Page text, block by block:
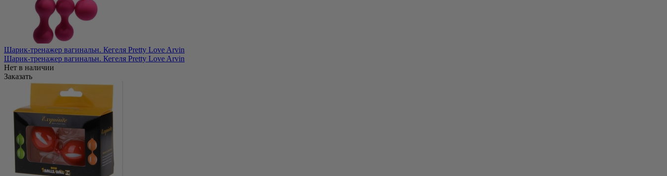
Шарик-тренажер вагинальн. Кегеля Pretty Love Arvin
Шарик-тренажер вагинальн. Кегеля Pretty Love Arvin
Нет в наличии
Заказать